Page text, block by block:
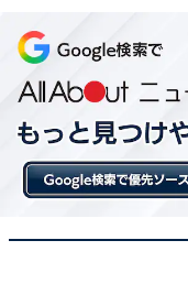
第2位：ぺこぱ